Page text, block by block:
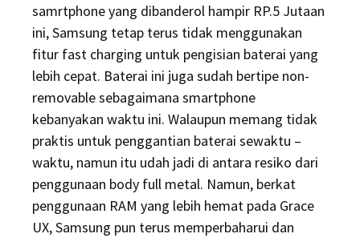
samrtphone yang dibanderol hampir RP.5 Jutaan
ini, Samsung tetap terus tidak menggunakan
fitur fast charging untuk pengisian baterai yang
lebih cepat. Baterai ini juga sudah bertipe non-
removable sebagaimana smartphone
kebanyakan waktu ini. Walaupun memang tidak
praktis untuk penggantian baterai sewaktu –
waktu, namun itu udah jadi di antara resiko dari
penggunaan body full metal. Namun, berkat
penggunaan RAM yang lebih hemat pada Grace
UX, Samsung pun terus memperbaharui dan